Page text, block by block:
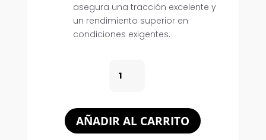
asegura una tracción excelente y
un rendimiento superior en
condiciones exigentes.
21
X
60-
AÑADIR AL CARRITO